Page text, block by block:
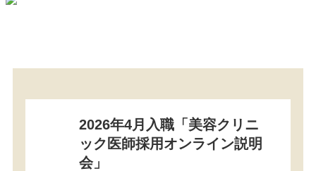
2026年4月入職「美容クリニ
ック医師採用オンライン説明
会」